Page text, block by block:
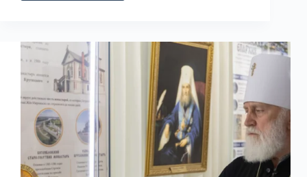
студентов
бакалавриата